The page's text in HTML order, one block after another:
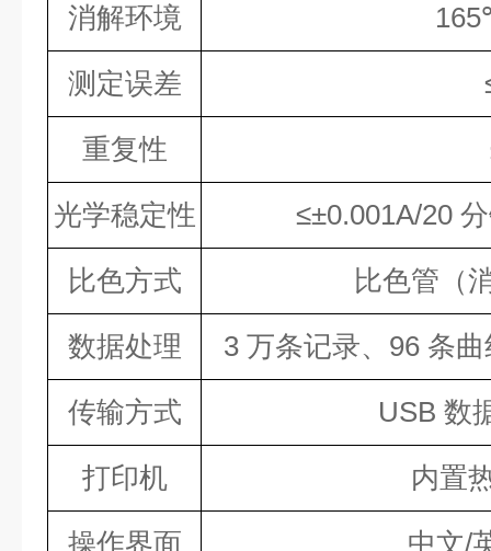
消解环境
测定误差
重复性
光学稳定性
≤±0.001A/20
比色方式
比色管（
数据处理
3 万条记录、96 条
传输方式
USB 数
打印机
内置
操作界面
中文/